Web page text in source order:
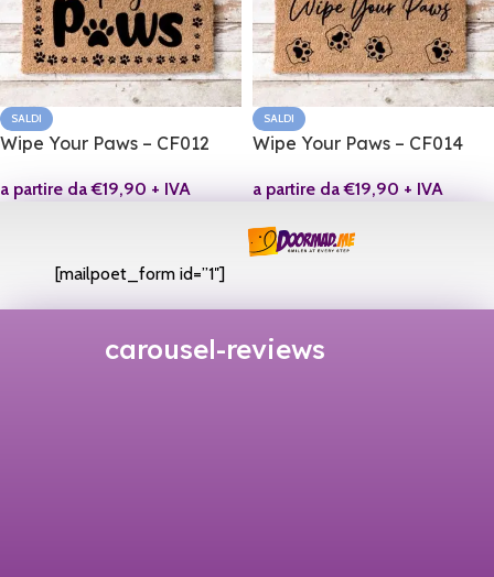
SALDI
Wipe Your Paws – CF012
a partire da€19,90 + IVA
SALDI
Wipe Your Paws – CF014
a partire da€19,90 + IVA
[mailpoet_form id=”1″]
carousel-reviews